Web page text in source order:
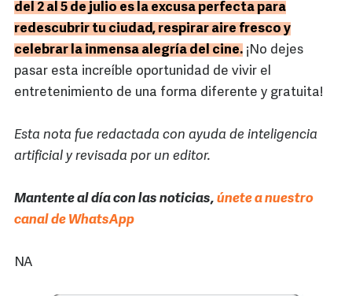
del 2 al 5 de julio es la excusa perfecta para
redescubrir tu ciudad, respirar aire fresco y
celebrar la inmensa alegría del cine. ¡No dejes
pasar esta increíble oportunidad de vivir el
entretenimiento de una forma diferente y gratuita!
Esta nota fue redactada con ayuda de inteligencia
artificial y revisada por un editor.
Mantente al día con las noticias, únete a nuestro
canal de WhatsApp
NA